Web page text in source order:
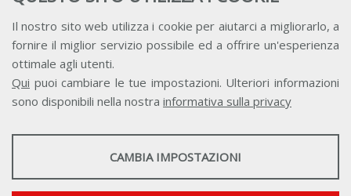
Il nostro sito web utilizza i cookie per aiutarci a migliorarlo, a
fornire il miglior servizio possibile ed a offrire un'esperienza
ottimale agli utenti.
Qui puoi cambiare le tue impostazioni. Ulteriori informazioni
sono disponibili nella nostra informativa sulla privacy
STATISTICHE
CAMBIA IMPOSTAZIONI
Accesso Aderenti
Accesso Consulta
Accesso Team